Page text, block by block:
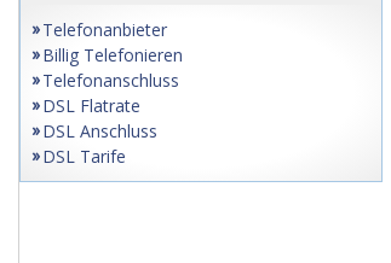
Telefonanbieter
Billig Telefonieren
Telefonanschluss
DSL Flatrate
DSL Anschluss
DSL Tarife